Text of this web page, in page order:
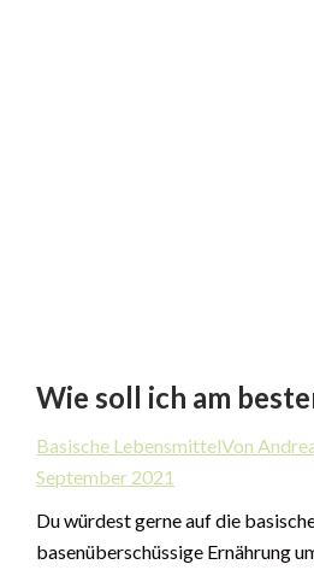
Wie soll ich am
Basische LebensmittelVon
September 2021
Du würdest gerne auf die
basenüberschüssige Ernährung